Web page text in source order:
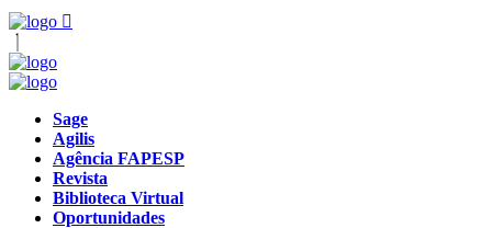
Sage
Agilis
Agência FAPESP
Revista
Biblioteca Virtual
Oportunidades